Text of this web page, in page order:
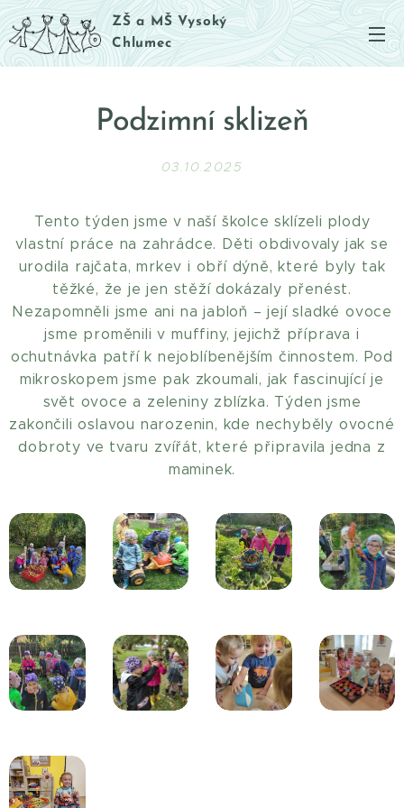
ZŠ a MŠ Vysoký
Chlumec
Podzimní sklizeň
03.10.2025
Tento týden jsme v naší školce sklízeli plody
vlastní práce na zahrádce. Děti obdivovaly jak se
urodila rajčata, mrkev i obří dýně, které byly tak
těžké, že je jen stěží dokázaly přenést.
Nezapomněli jsme ani na jabloň – její sladké ovoce
jsme proměnili v muffiny, jejichž příprava i
ochutnávka patří k nejoblíbenějším činnostem. Pod
mikroskopem jsme pak zkoumali, jak fascinující je
svět ovoce a zeleniny zblízka. Týden jsme
zakončili oslavou narozenin, kde nechyběly ovocné
dobroty ve tvaru zvířát, které připravila jedna z
maminek.